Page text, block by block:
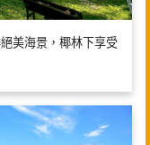
美海景，椰林下享受